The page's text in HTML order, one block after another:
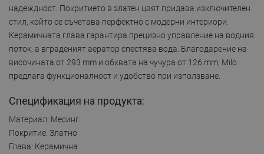
надеждност. Покритието в златен цвят придава изключителен
стил, който се съчетава перфектно с модерни интериори.
Керамичната глава гарантира прецизно управление на водния
поток, а вграденият аератор спестява вода. Благодарение на
височината от 293 mm и обхвата на чучура от 126 mm, Milo
предлага функционалност и удобство при използване.
Спецификация на продукта:
Материал: Месинг
Покритие: Златно
Глава: Керамична